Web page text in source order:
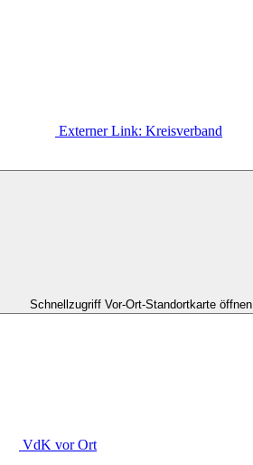
Externer Link: Kreisverband
Schnellzugriff Vor-Ort-Standortkarte öffnen
VdK vor Ort